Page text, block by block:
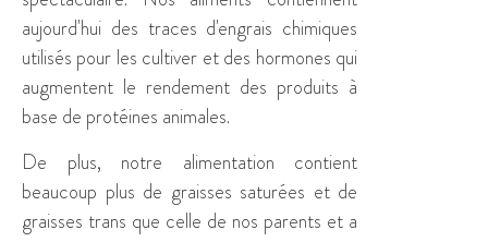
aujourd'hui des traces d'engrais chimiques
utilisés pour les cultiver et des hormones qui
augmentent le rendement des produits à
base de protéines animales.
De plus, notre alimentation contient
beaucoup plus de graisses saturées et de
graisses trans que celle de nos parents et a